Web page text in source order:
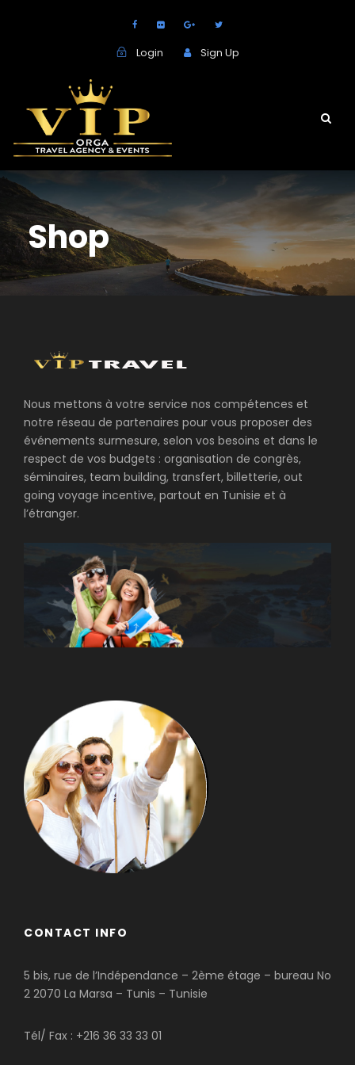
Login Sign Up
Shop
Nous mettons à votre service nos compétences et
notre réseau de partenaires pour vous proposer des
événements surmesure, selon vos besoins et dans le
respect de vos budgets : organisation de congrès,
séminaires, team building, transfert, billetterie, out
going voyage incentive, partout en Tunisie et à
l’étranger.
CONTACT INFO
5 bis, rue de l’Indépendance – 2ème étage – bureau No
2 2070 La Marsa – Tunis – Tunisie
Tél/ Fax : +216 36 33 33 01